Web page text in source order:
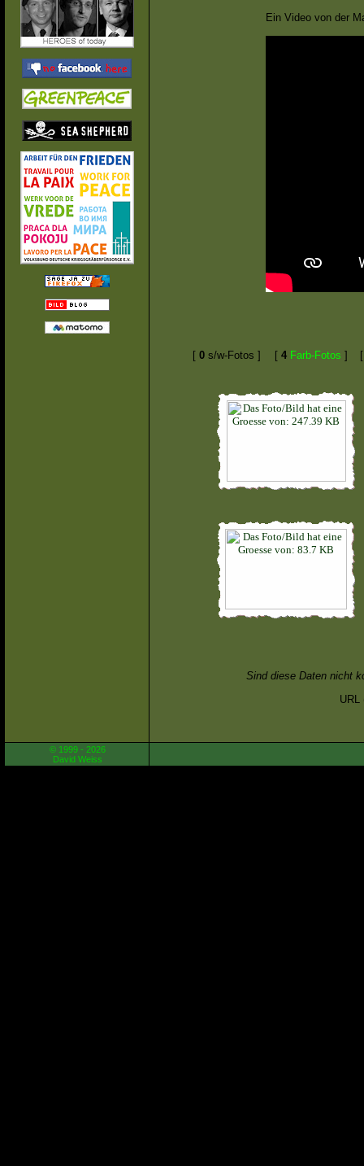
Ein Video von der
[ 0 s/w-Fotos ] [ 4 Farb-Fotos ]
Sind diese Daten nicht
© 1999 - 2026
David Weiss